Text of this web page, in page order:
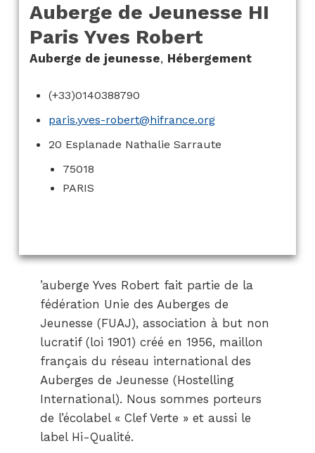
Auberge de Jeunesse HI
Paris Yves Robert
Auberge de jeunesse, Hébergement
(+33)0140388790
paris.yves-robert@hifrance.org
20 Esplanade Nathalie Sarraute
75018
PARIS
’auberge Yves Robert fait partie de la
fédération Unie des Auberges de
Jeunesse (FUAJ), association à but non
lucratif (loi 1901) créé en 1956, maillon
français du réseau international des
Auberges de Jeunesse (Hostelling
International). Nous sommes porteurs
de l’écolabel « Clef Verte » et aussi le
label Hi-Qualité.